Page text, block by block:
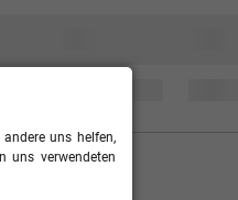
uns helfen,
uns verwendeten